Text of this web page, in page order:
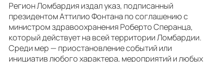
Регион Ломбардия издал указ, подписанный
президентом Аттилио Фонтана по соглашению с
министром здравоохранения Роберто Сперанца,
который действует на всей территории Ломбардии.
Среди мер — приостановление событий или
инициатив любого характера, мероприятий и любых